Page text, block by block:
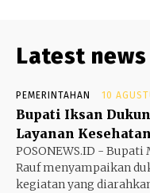
Latest news
PEMERINTAHAN 10
Bupati Iksan
Layanan
POSONEWS.ID -
Rauf menyampaikan
kegiatan yang